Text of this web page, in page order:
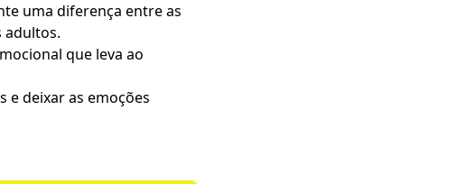
uma diferença entre as
adultos.
que leva ao
e deixar as emoções